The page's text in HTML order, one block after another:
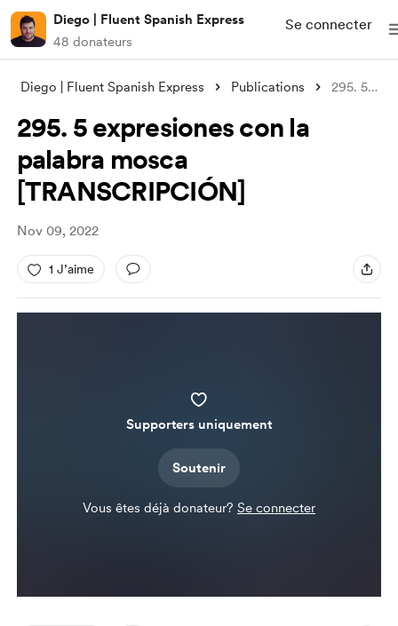
Diego | Fluent Spanish Express
48 donateurs
Se connecter
Diego | Fluent Spanish Express Publications 295. 5 expresiones con la palabra mosca
295. 5 expresiones con la
palabra mosca
[TRANSCRIPCIÓN]
Nov 09, 2022
1 J’aime
Supporters uniquement
Soutenir
Vous êtes déjà donateur? Se connecter